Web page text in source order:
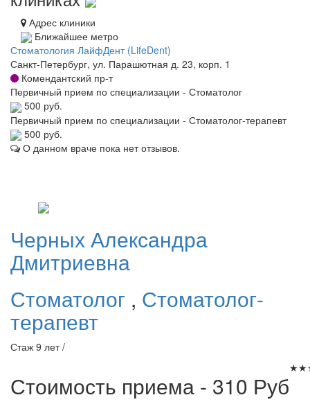
Адрес клиники
Ближайшее метро
Стоматология ЛайфДент (LifeDent)
Санкт-Петербург, ул. Парашютная д. 23, корп. 1
Комендантский пр-т
Первичный прием по специализации - Стоматолог
500 руб.
Первичный прием по специализации - Стоматолог-терапевт
500 руб.
О данном враче пока нет отзывов.
ЧерныхАлександра
Дмитриевна
Стоматолог , Стоматолог-
терапевт
Стаж 9 лет /
Стоимость приема - 310 Руб
★★